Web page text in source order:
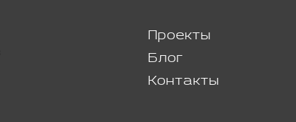
Проекты
Блог
Контакты